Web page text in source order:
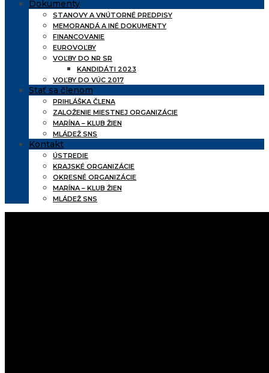
Dokumenty
STANOVY A VNÚTORNÉ PREDPISY
MEMORANDÁ A INÉ DOKUMENTY
FINANCOVANIE
EUROVOĽBY
VOĽBY DO NR SR
KANDIDÁTI 2023
VOĽBY DO VÚC 2017
Stať sa členom
PRIHLÁŠKA ČLENA
ZALOŽENIE MIESTNEJ ORGANIZÁCIE
MARÍNA – KLUB ŽIEN
MLÁDEŽ SNS
Kontakt
ÚSTREDIE
KRAJSKÉ ORGANIZÁCIE
OKRESNÉ ORGANIZÁCIE
MARÍNA – KLUB ŽIEN
MLÁDEŽ SNS